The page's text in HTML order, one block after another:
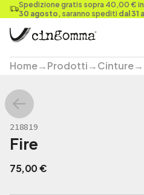
Spedizione gratis sopra 40,00 €
30 agosto, saranno spediti dal 31
Home→Prodotti→Cinture→
218819
Fire
75,00€